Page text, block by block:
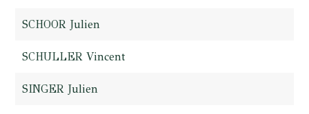
SCHOOR Julien
SCHULLER Vincent
SINGER Julien